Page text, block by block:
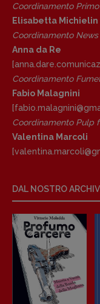
Coordinamento
Elisabetta Michielin
Coordinamento
Anna da Re
Coordinamento
Fabio Malagnini
Coordinamento Pulp
Valentina Marcoli
DAL NOSTRO